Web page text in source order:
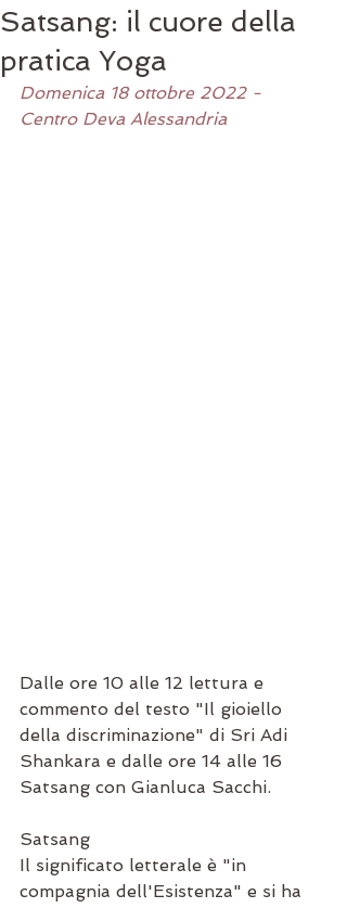
Satsang: il cuore della
pratica Yoga
Domenica 18 ottobre 2022 -
Centro Deva Alessandria
Dalle ore 10 alle 12 lettura e
commento del testo "Il gioiello
della discriminazione" di Sri Adi
Shankara e dalle ore 14 alle 16
Satsang con Gianluca Sacchi.
Satsang
Il significato letterale è "in
compagnia dell'Esistenza" e si ha